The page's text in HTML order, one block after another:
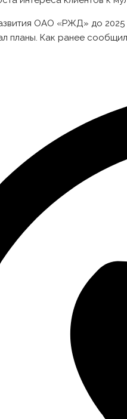
ОАО «РЖД» до 2025
планы. Как ранее